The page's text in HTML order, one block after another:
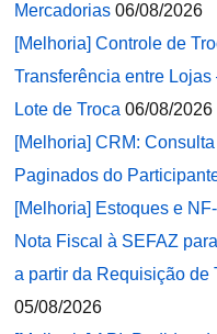
Mercadorias 06/08/2026
[Melhoria] Controle de
Transferência entre
Lote de Troca 06/08/2026
[Melhoria] CRM:
Paginados do
[Melhoria] Estoques e
Nota Fiscal à SEFAZ
a partir da Requisição de
05/08/2026